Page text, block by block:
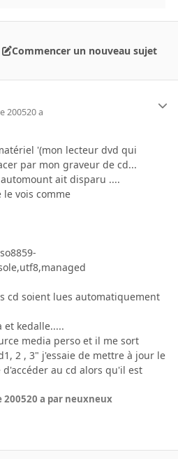
Commencer un nouveau sujet
200520 a
'(mon lecteur dvd qui
par mon graveur de cd...
ait disparu ....
vois comme
cd soient lues automatiquement
et kedalle.....
media perso et il me sort
2 , 3" j'essaie de mettre à jour le
au cd alors qu'il est
200520 a par neuxneux